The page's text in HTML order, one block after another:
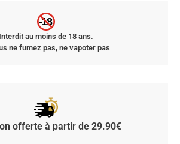
-18
Interdit au moins de 18 ans.
ne fumez pas, ne vapoter pas
offerte à partir de 29.90€